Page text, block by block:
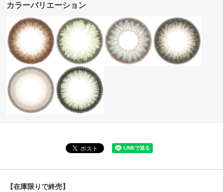
カラーバリエーション
【在庫限りで終売】